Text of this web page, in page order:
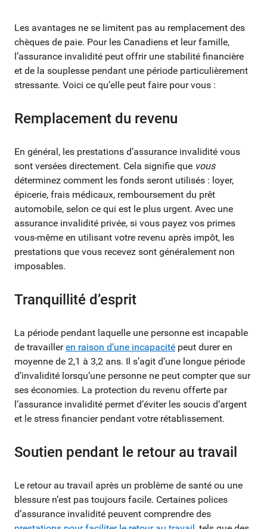
Les avantages ne se limitent pas au remplacement des
chèques de paie. Pour les Canadiens et leur famille,
l’assurance invalidité peut offrir une stabilité financière
et de la souplesse pendant une période particulièrement
stressante. Voici ce qu’elle peut faire pour vous :
Remplacement du revenu
En général, les prestations d’assurance invalidité vous
sont versées directement. Cela signifie que vous
déterminez comment les fonds seront utilisés : loyer,
épicerie, frais médicaux, remboursement du prêt
automobile, selon ce qui est le plus urgent. Avec une
assurance invalidité privée, si vous payez vos primes
vous-même en utilisant votre revenu après impôt, les
prestations que vous recevez sont généralement non
imposables.
Tranquillité d’esprit
La période pendant laquelle une personne est incapable
de travailleren raison d’une incapacité peut durer en
moyenne de 2,1 à 3,2 ans. Il s’agit d’une longue période
d’invalidité lorsqu’une personne ne peut compter que sur
ses économies. La protection du revenu offerte par
l’assurance invalidité permet d’éviter les soucis d’argent
et le stress financier pendant votre rétablissement.
Soutien pendant le retour au travail
Le retour au travail après un problème de santé ou une
blessure n’est pas toujours facile. Certaines polices
d’assurance invalidité peuvent comprendre des